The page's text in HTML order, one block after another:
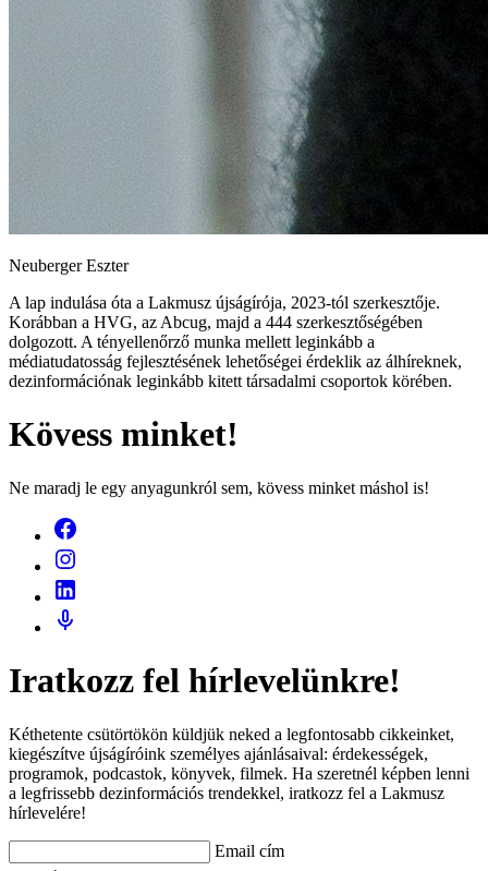
Neuberger Eszter
A lap indulása óta a Lakmusz újságírója, 2023-tól szerkesztője.
Korábban a HVG, az Abcug, majd a 444 szerkesztőségében
dolgozott. A tényellenőrző munka mellett leginkább a
médiatudatosság fejlesztésének lehetőségei érdeklik az álhíreknek,
dezinformációnak leginkább kitett társadalmi csoportok körében.
Kövess minket!
Ne maradj le egy anyagunkról sem, kövess minket máshol is!
Iratkozz fel hírlevelünkre!
Kéthetente csütörtökön küldjük neked a legfontosabb cikkeinket,
kiegészítve újságíróink személyes ajánlásaival: érdekességek,
programok, podcastok, könyvek, filmek. Ha szeretnél képben lenni
a legfrissebb dezinformációs trendekkel, iratkozz fel a Lakmusz
hírlevelére!
Email cím